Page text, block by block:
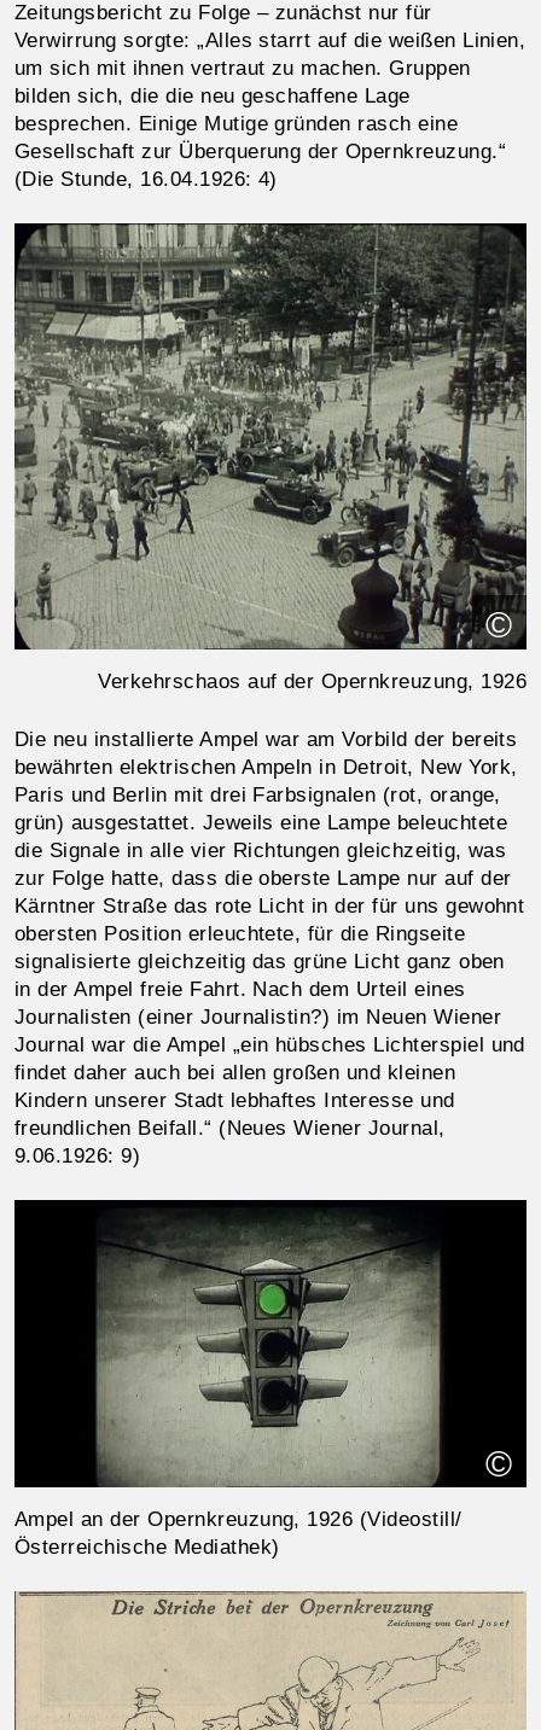
Zeitungsbericht zu Folge – zunächst nur für
Verwirrung sorgte: „Alles starrt auf die weißen Linien,
um sich mit ihnen vertraut zu machen. Gruppen
bilden sich, die die neu geschaffene Lage
besprechen. Einige Mutige gründen rasch eine
Gesellschaft zur Überquerung der Opernkreuzung.“
(Die Stunde, 16.04.1926: 4)
©
Verkehrschaos auf der Opernkreuzung, 1926
Die neu installierte Ampel war am Vorbild der bereits
bewährten elektrischen Ampeln in Detroit, New York,
Paris und Berlin mit drei Farbsignalen (rot, orange,
grün) ausgestattet. Jeweils eine Lampe beleuchtete
die Signale in alle vier Richtungen gleichzeitig, was
zur Folge hatte, dass die oberste Lampe nur auf der
Kärntner Straße das rote Licht in der für uns gewohnt
obersten Position erleuchtete, für die Ringseite
signalisierte gleichzeitig das grüne Licht ganz oben
in der Ampel freie Fahrt. Nach dem Urteil eines
Journalisten (einer Journalistin?) im Neuen Wiener
Journal war die Ampel „ein hübsches Lichterspiel und
findet daher auch bei allen großen und kleinen
Kindern unserer Stadt lebhaftes Interesse und
freundlichen Beifall.“ (Neues Wiener Journal,
9.06.1926: 9)
©
Ampel an der Opernkreuzung, 1926 (Videostill/
Österreichische Mediathek)